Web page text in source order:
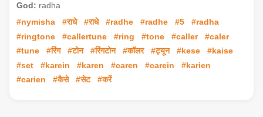
God: radha
#nymisha
#राधे #राधे #radhe #radhe #5
#radha
#ringtone
#callertune #ring #tone #caller
#caler
#tune
#रिंग #टोन #रिंगटोन #कॉलर #ट्यून #kese
#kaise
#set
#karein #karen #caren #carein
#karien
#carien
#कैसे #सेट #करें